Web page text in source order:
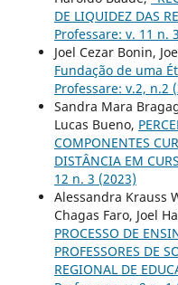
DE LIQUIDEZ DAS
Professare: v. 11 n.
Joel Cezar Bonin,
Fundação de uma
Professare: v.2, n.2
Sandra Mara
Lucas Bueno,
COMPONENTES
DISTÂNCIA EM
12 n. 3 (2023)
Alessandra Krauss
Chagas Faro, Joel
PROCESSO DE
PROFESSORES DE
REGIONAL DE